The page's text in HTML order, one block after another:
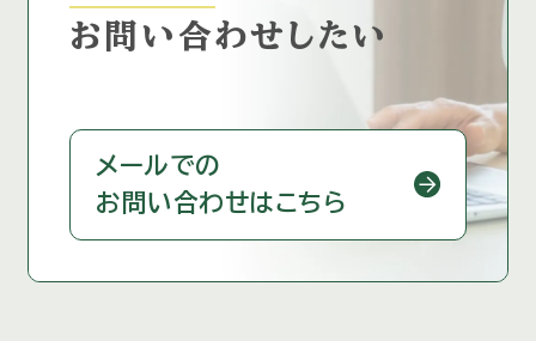
お問い合わせしたい
メールでの
お問い合わせはこちら